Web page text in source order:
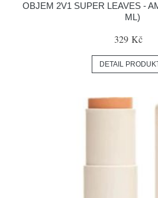
OBJEM 2V1 SUPER LEAVES -
ML)
329 Kč
DETAIL